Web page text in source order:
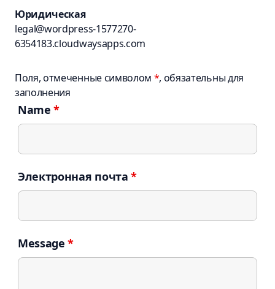
Юридическая
legal@wordpress-1577270-
6354183.cloudwaysapps.com
Поля, отмеченные символом *, обязательны для
заполнения
Name*
Электронная почта*
Message*